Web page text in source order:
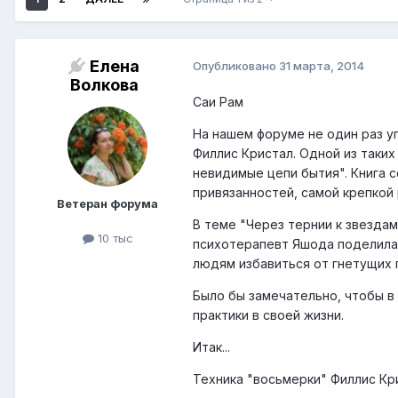
Елена
Волкова
Ветеран форума
10 тыс
Опубликовано 31 марта, 2014
Саи Рам
На нашем форуме не один раз
Филлис Кристал. Одной из
невидимые цепи бытия". Книга
привязанностей, самой
В теме "Через тернии к
психотерапевт Яшода
людям избавиться от гнетущих
Было бы замечательно, чтобы
практики в своей жизни.
Итак...
Техника "восьмерки" Филлис